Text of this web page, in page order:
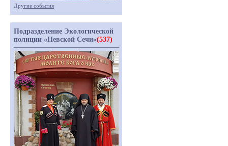
Другие события
Подразделение Экологической
полиции «Невской Сечи»(537)